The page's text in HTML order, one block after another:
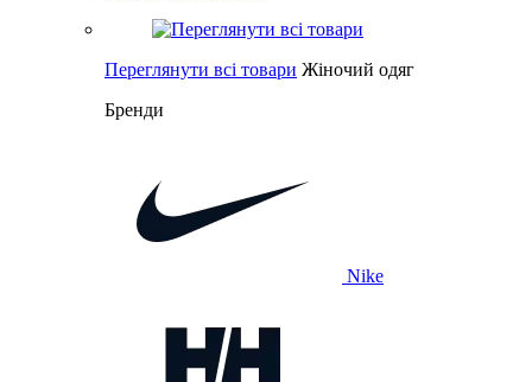
Переглянути всі товари Жіночий одяг
Бренди
Nike